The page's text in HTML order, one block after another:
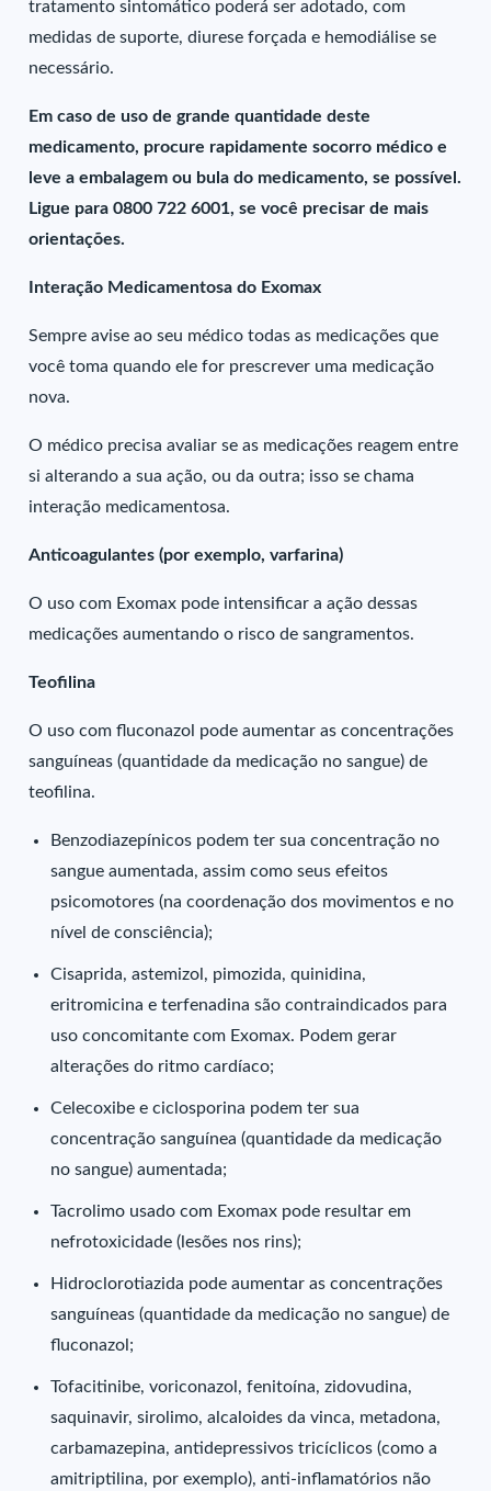
tratamento sintomático poderá ser adotado, com
medidas de suporte, diurese forçada e hemodiálise se
necessário.
Em caso de uso de grande quantidade deste
medicamento, procure rapidamente socorro médico e
leve a embalagem ou bula do medicamento, se possível.
Ligue para 0800 722 6001, se você precisar de mais
orientações.
Interação Medicamentosa do Exomax
Sempre avise ao seu médico todas as medicações que
você toma quando ele for prescrever uma medicação
nova.
O médico precisa avaliar se as medicações reagem entre
si alterando a sua ação, ou da outra; isso se chama
interação medicamentosa.
Anticoagulantes (por exemplo, varfarina)
O uso com Exomax pode intensificar a ação dessas
medicações aumentando o risco de sangramentos.
Teofilina
O uso com fluconazol pode aumentar as concentrações
sanguíneas (quantidade da medicação no sangue) de
teofilina.
Benzodiazepínicos podem ter sua concentração no
sangue aumentada, assim como seus efeitos
psicomotores (na coordenação dos movimentos e no
nível de consciência);
Cisaprida, astemizol, pimozida, quinidina,
eritromicina e terfenadina são contraindicados para
uso concomitante com Exomax. Podem gerar
alterações do ritmo cardíaco;
Celecoxibe e ciclosporina podem ter sua
concentração sanguínea (quantidade da medicação
no sangue) aumentada;
Tacrolimo usado com Exomax pode resultar em
nefrotoxicidade (lesões nos rins);
Hidroclorotiazida pode aumentar as concentrações
sanguíneas (quantidade da medicação no sangue) de
fluconazol;
Tofacitinibe, voriconazol, fenitoína, zidovudina,
saquinavir, sirolimo, alcaloides da vinca, metadona,
carbamazepina, antidepressivos tricíclicos (como a
amitriptilina, por exemplo), anti-inflamatórios não